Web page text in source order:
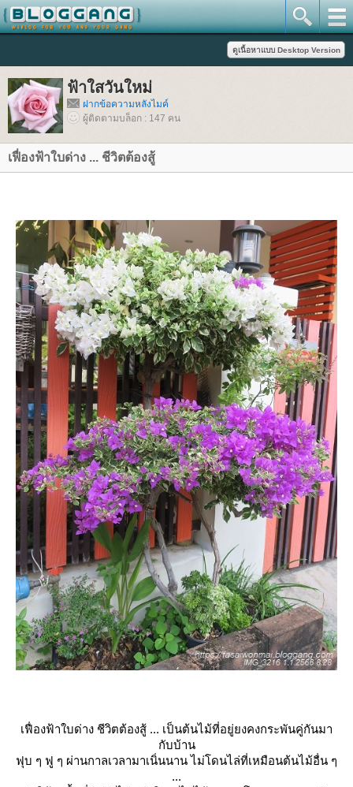
ฟ้าใสวันใหม่
ฝากข้อความหลังไมค์
ผู้ติดตามบล็อก : 147 คน
เฟื่องฟ้าใบด่าง ... ชีวิตต้องสู้
เฟื่องฟ้าใบด่าง ชีวิตต้องสู้ ... เป็นต้นไม้ที่อยู่ยงคงกระพันคู่กันมา
กับบ้าน
ฟุบ ๆ ฟู ๆ ผ่านกาลเวลามาเนิ่นนาน ไม่โดนไล่ที่เหมือนต้นไม้อื่น ๆ
...